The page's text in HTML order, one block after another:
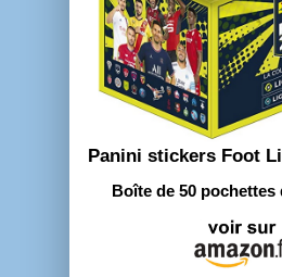
Panini stickers Foot
Boîte de 50 pochettes